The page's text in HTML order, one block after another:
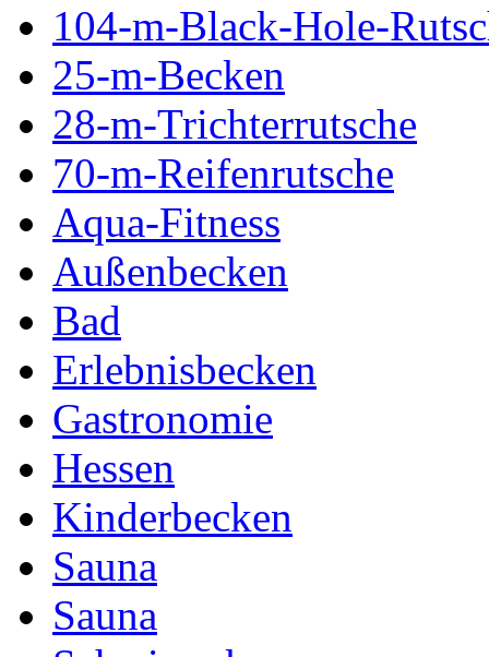
104-m-Black-Hole-
25-m-Becken
28-m-Trichterrutsche
70-m-Reifenrutsche
Aqua-Fitness
Außenbecken
Bad
Erlebnisbecken
Gastronomie
Hessen
Kinderbecken
Sauna
Sauna